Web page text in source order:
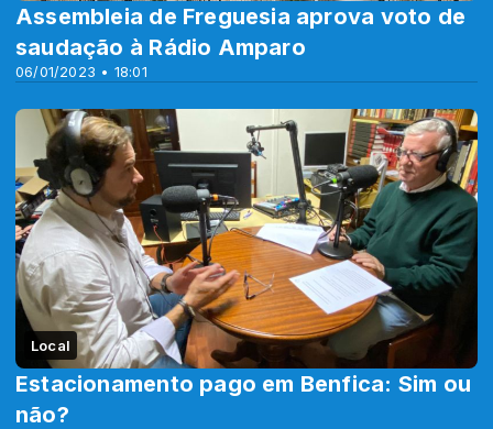
06/01/2023 • 18:01
Assembleia de Freguesia aprova voto de
saudação à Rádio Amparo
Local
Estacionamento pago em Benfica: Sim ou
não?